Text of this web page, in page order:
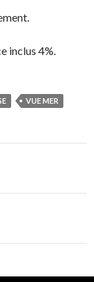
inclus 4%.
VUE MER